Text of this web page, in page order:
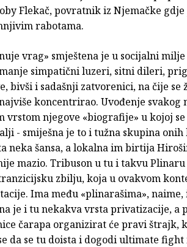
Flekač, povratnik iz Njemačke
rabotama.
vrag» smještena je u socijalni
simpatični luzeri, sitni dileri,
bivši i sadašnji zatvorenici, na čije se
koncentrirao. Uvođenje svakog
vrstom njegove «biografije» u kojoj
- smiješna je to i tužna skupina onih
neka šansa, a lokalna im birtija
mazio. Tribuson u tu i takvu
zbilju, koja u ovakvom
Ima među «plinarašima»,
je i tu nekakva vrsta privatizacije, a
čarapa organizirat će pravi štrajk,
da se tu doista i dogodi ultimate